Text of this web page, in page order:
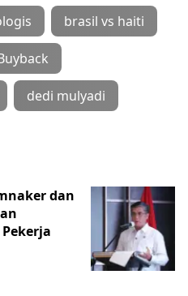
brasil vs haiti
dedi mulyadi
dan